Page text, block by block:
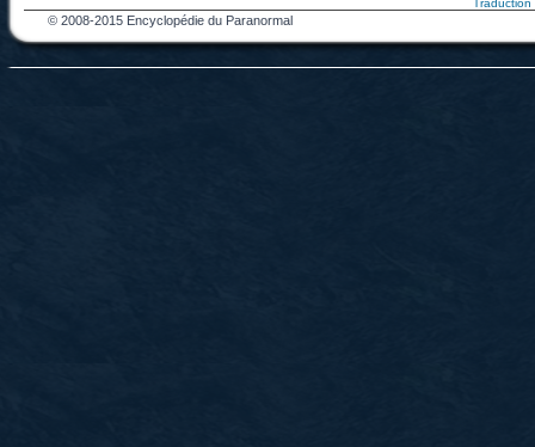
© 2008-2015 Encyclopédie du Paranormal